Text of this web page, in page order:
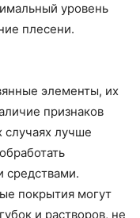
уровень
плесени.
элементы, их
признаков
случаях лучше
средствами.
покрытия могут
и растворов, не